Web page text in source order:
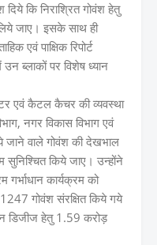
कि निराश्रित गोवंश हेतु
जाए। इसके साथ ही
एवं पाक्षिक रिपोर्ट
ब्लाकों पर विशेष ध्यान
एवं कैटल कैचर की व्यवस्था
नगर विकास विभाग एवं
जाने वाले गोवंश की देखभाल
सुनिश्चित किये जाए। उन्होंने
कार्यक्रम को
गोवंश संरक्षित किये गये
डिजीज हेतु 1.59 करोड़